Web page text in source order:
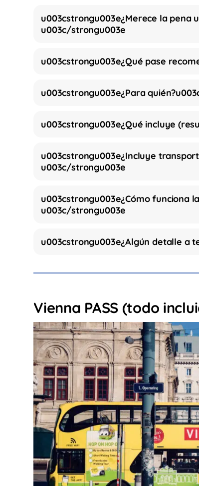
u003cstrongu003e¿Merece la pena
u003c/strongu003e
u003cstrongu003e¿Qué pase
u003cstrongu003e¿Para
u003cstrongu003e¿Qué incluye
u003cstrongu003e¿Incluye
u003c/strongu003e
u003cstrongu003e¿Cómo funciona
u003c/strongu003e
u003cstrongu003e¿Algún detalle a
Vienna PASS (todo